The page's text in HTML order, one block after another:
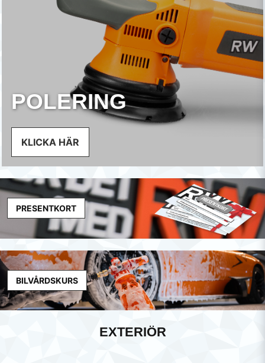
POLERING
KLICKA HÄR
PRESENTKORT
BILVÅRDSKURS
EXTERIÖR